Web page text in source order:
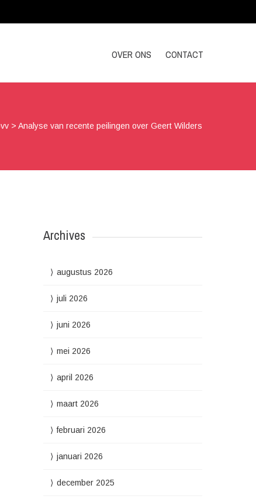
OVER ONS CONTACT
>Analyse van recente peilingen over Geert Wilders
Archives
augustus 2026
juli 2026
juni 2026
mei 2026
april 2026
maart 2026
februari 2026
januari 2026
december 2025